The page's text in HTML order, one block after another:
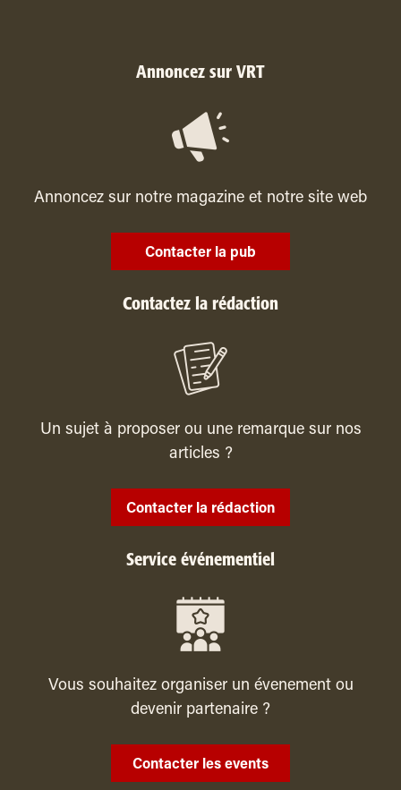
Annoncez sur VRT
Annoncez sur notre magazine et notre site web
Contacter la pub
Contactez la rédaction
Un sujet à proposer ou une remarque sur nos
articles ?
Contacter la rédaction
Service événementiel
Vous souhaitez organiser un évenement ou
devenir partenaire ?
Contacter les events